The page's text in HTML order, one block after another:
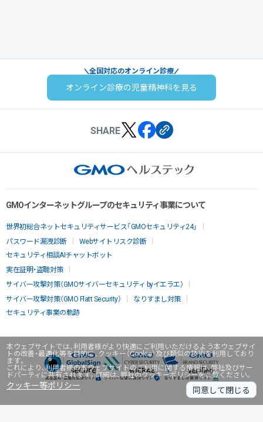
本ウェブサイトでは、利用者様がより快適にご利用いただけるよう本ウェブサイ
トの改善・最適化等を目的に、クッキー（Cookie）及び類似の技術を利用しており
ます。
これにより、利用者様の本ウェブサイトのご利用に関する情報は、弊社及びサー
ドパーティに共有されます。詳細は、弊社のクッキーポリシーをご覧ください。
クッキー等ポリシー 同意して閉じる
全国対応のオンライン診療
オンライン診療の児童精神科を見る
SHARE
GMOインターネットグループのセキュリティ事業について
世界初総合ネットセキュリティサービス「GMOセキュリティ24」
パスワード漏洩診断
Webサイトリスク診断
セキュリティ相談AIチャットボット
実在証明・盗聴対策
サイバー攻撃対策（GMOサイバーセキュリティ byイエラエ）
サイバー攻撃対策（GMO Flatt Security）
なりすまし対策
セキュリティ事業の軌跡